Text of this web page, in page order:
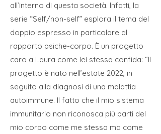
all’interno di questa società. Infatti, la
serie “Self/non-self” esplora il tema del
doppio espresso in particolare al
rapporto psiche-corpo. È un progetto
caro a Laura come lei stessa confida: “Il
progetto è nato nell’estate 2022, in
seguito alla diagnosi di una malattia
autoimmune. Il fatto che il mio sistema
immunitario non riconosca più parti del
mio corpo come me stessa ma come